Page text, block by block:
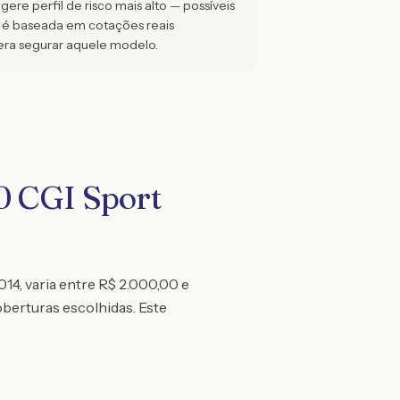
perfil de risco mais alto — possíveis
baseada em cotações reais
segurar aquele modelo.
CGI Sport
varia entre R$ 2.000,00 e
escolhidas. Este